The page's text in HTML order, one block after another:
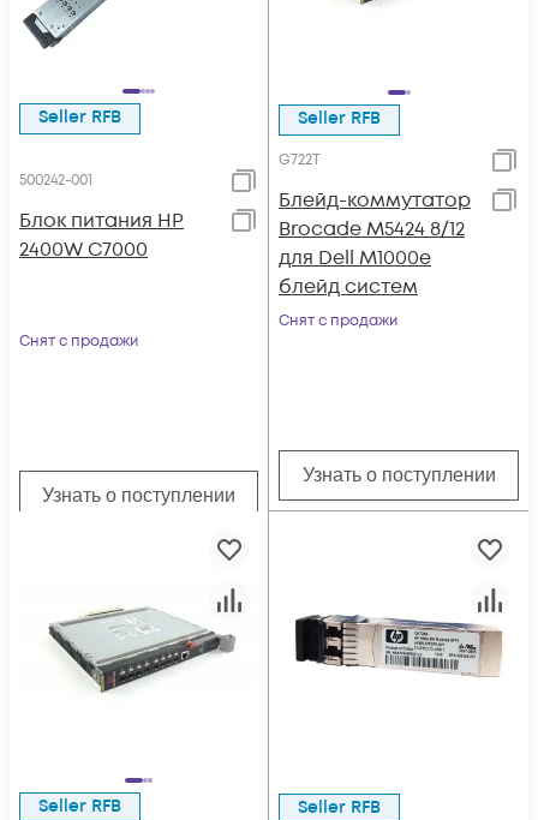
Seller RFB
500242-001
Блок питания HP
2400W C7000
Снят с продажи
Узнать о поступлении
Seller RFB
G722T
Блейд-коммутатор
Brocade M5424 8/12
для Dell M1000e
блейд систем
Снят с продажи
Узнать о поступлении
Seller RFB Seller RFB